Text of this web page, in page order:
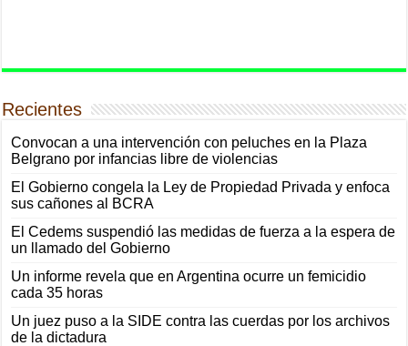
Recientes
Convocan a una intervención con peluches en la Plaza
Belgrano por infancias libre de violencias
El Gobierno congela la Ley de Propiedad Privada y enfoca
sus cañones al BCRA
El Cedems suspendió las medidas de fuerza a la espera de
un llamado del Gobierno
Un informe revela que en Argentina ocurre un femicidio
cada 35 horas
Un juez puso a la SIDE contra las cuerdas por los archivos
de la dictadura